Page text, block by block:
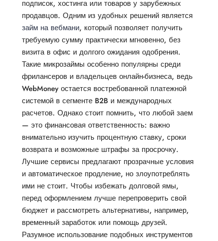
подписок, хостинга или товаров у зарубежных
продавцов. Одним из удобных решений является
займ на вебмани, который позволяет получить
требуемую сумму практически мгновенно, без
визита в офис и долгого ожидания одобрения.
Такие микрозаймы особенно популярны среди
фрилансеров и владельцев онлайн-бизнеса, ведь
WebMoney остается востребованной платежной
системой в сегменте B2B и международных
расчетов. Однако стоит помнить, что любой заем
— это финансовая ответственность: важно
внимательно изучить процентную ставку, сроки
возврата и возможные штрафы за просрочку.
Лучшие сервисы предлагают прозрачные условия
и автоматическое продление, но злоупотреблять
ими не стоит. Чтобы избежать долговой ямы,
перед оформлением лучше перепроверить свой
бюджет и рассмотреть альтернативы, например,
временный заработок или помощь друзей.
Разумное использование подобных инструментов